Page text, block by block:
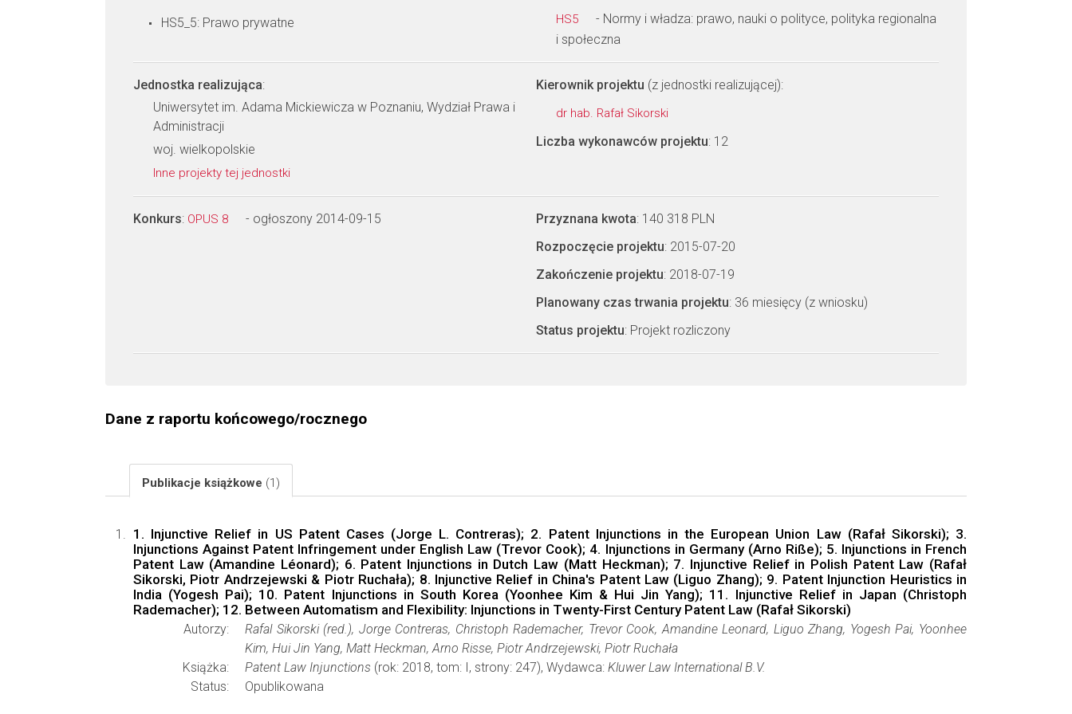
HS5_5: Prawo prywatne HS5
- Normy i władza: prawo, nauki o polityce, polityka regionalna
i społeczna
Jednostka realizująca:
Uniwersytet im. Adama Mickiewicza w Poznaniu, Wydział Prawa i
Administracji
woj. wielkopolskie
Inne projekty tej jednostki
Kierownik projektu (z jednostki realizującej):
dr hab. Rafał Sikorski
Liczba wykonawców projektu: 12
Konkurs: OPUS 8 - ogłoszony 2014-09-15 Przyznana kwota: 140 318 PLN
Rozpoczęcie projektu: 2015-07-20
Zakończenie projektu: 2018-07-19
Planowany czas trwania projektu: 36 miesięcy (z wniosku)
Status projektu: Projekt rozliczony
Dane z raportu końcowego/rocznego
Publikacje książkowe (1)
1. Injunctive Relief in US Patent Cases (Jorge L. Contreras); 2. Patent Injunctions in the European Union Law (Rafał Sikorski); 3.
Injunctions Against Patent Infringement under English Law (Trevor Cook); 4. Injunctions in Germany (Arno Riße); 5. Injunctions in French
Patent Law (Amandine Léonard); 6. Patent Injunctions in Dutch Law (Matt Heckman); 7. Injunctive Relief in Polish Patent Law (Rafał
Sikorski, Piotr Andrzejewski & Piotr Ruchała); 8. Injunctive Relief in China's Patent Law (Liguo Zhang); 9. Patent Injunction Heuristics in
India (Yogesh Pai); 10. Patent Injunctions in South Korea (Yoonhee Kim & Hui Jin Yang); 11. Injunctive Relief in Japan (Christoph
Rademacher); 12. Between Automatism and Flexibility: Injunctions in Twenty-First Century Patent Law (Rafał Sikorski)
Autorzy:
Rafal Sikorski (red.), Jorge Contreras, Christoph Rademacher, Trevor Cook, Amandine Leonard, Liguo Zhang, Yogesh Pai, Yoonhee
Kim, Hui Jin Yang, Matt Heckman, Arno Risse, Piotr Andrzejewski, Piotr Ruchała
Książka:
Patent Law Injunctions (rok: 2018, tom: I, strony: 247), Wydawca: Kluwer Law International B.V.
Status:
Opublikowana